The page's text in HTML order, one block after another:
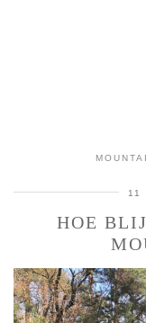
11
HOE